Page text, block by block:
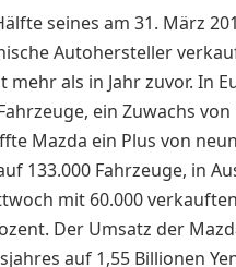
seines am 31. März
Autohersteller
mehr als in Jahr zuvor. In
ein Zuwachs
Mazda ein Plus von
133.000 Fahrzeuge, in
mit 60.000
Der Umsatz der
auf 1,55 Billionen